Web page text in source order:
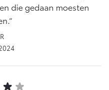
die gedaan moesten